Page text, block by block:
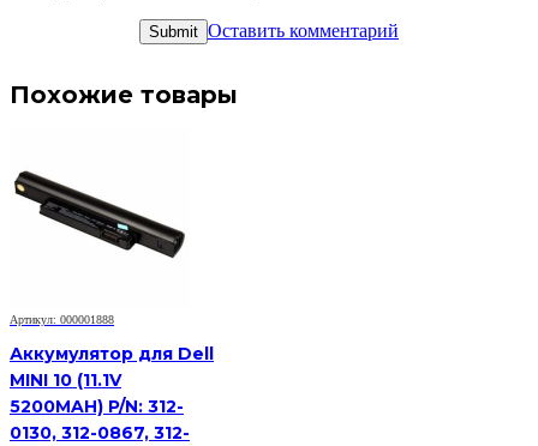
Оставить комментарий
Похожие товары
Артикул: 000001888
Аккумулятор для Dell
MINI 10 (11.1V
5200MAH) P/N: 312-
0130, 312-0867, 312-